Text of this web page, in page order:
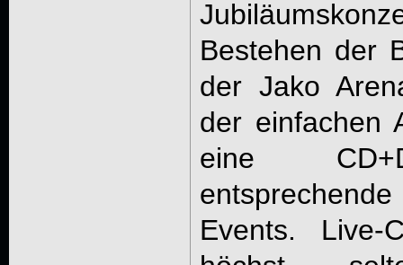
Bestehen der
der Jako
der einfachen
eine
Events. Live-